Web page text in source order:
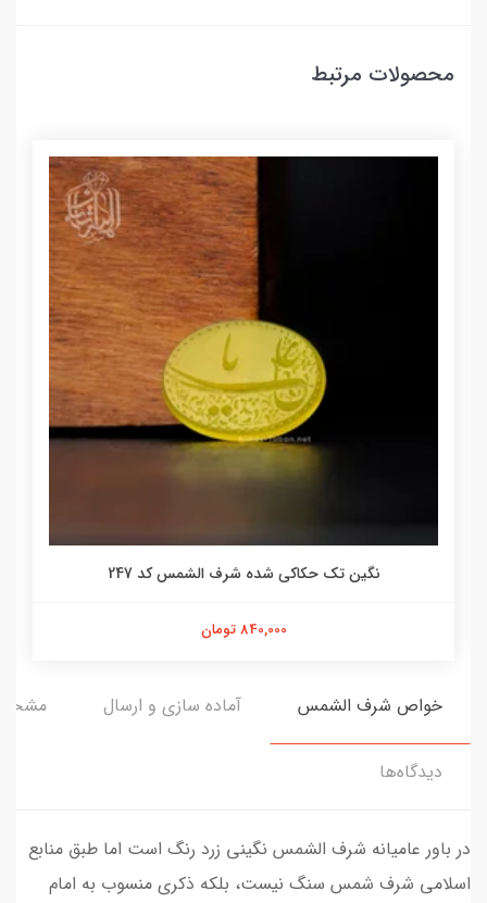
محصولات مرتبط
نگین تک حکاکی شده شرف الشمس کد 247
840,000 تومان
خواص شرف الشمس آماده سازی و ارسال
دیدگاه‌ها
در باور عامیانه شرف الشمس نگینی زرد رنگ است اما طبق منابع
اسلامی شرف شمس سنگ نیست، بلکه ذکری منسوب به امام